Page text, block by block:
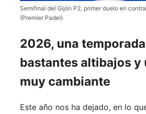
Semifinal del Gijón P2, primer duelo en
(Premier Padel)
2026, una
bastantes altibajos y
muy cambiante
Este año nos ha dejado, en lo